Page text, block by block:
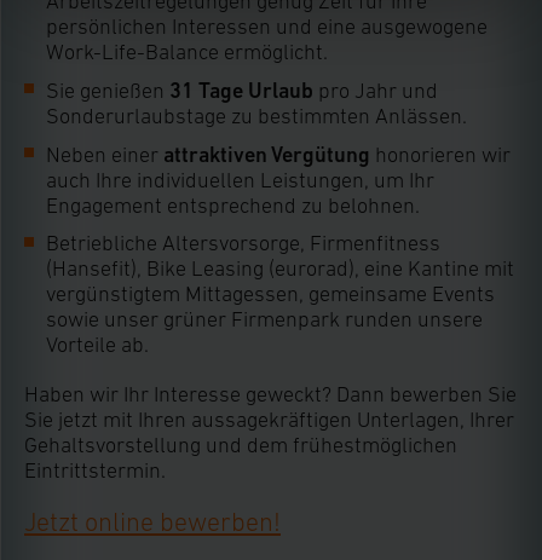
Cookies ablehnen oder ihr ganz oder teilweise
zustimmen. Ihre erteilte Zustimmung können Sie
jederzeit unter dem Link „Cookie Einstellungen“
anpassen oder widerrufen. Ihre Browser-Einstellungen
können dazu führen, dass die Einstellungen nicht
längerfristig gespeichert werden und dieses Banner
erneut angezeigt wird.
Impressum|Datenschutzerklärung
persönlichen Interessen und eine ausgewogene
Work-Life-Balance ermöglicht.
Sie genießen 31 Tage Urlaub pro Jahr und
Sonderurlaubstage zu bestimmten Anlässen.
Neben einer attraktiven Vergütung honorieren wir
auch Ihre individuellen Leistungen, um Ihr
Engagement entsprechend zu belohnen.
Betriebliche Altersvorsorge, Firmenfitness
(Hansefit), Bike Leasing (eurorad), eine Kantine mit
vergünstigtem Mittagessen, gemeinsame Events
sowie unser grüner Firmenpark runden unsere
Vorteile ab.
Haben wir Ihr Interesse geweckt? Dann bewerben Sie
Sie jetzt mit Ihren aussagekräftigen Unterlagen, Ihrer
Gehaltsvorstellung und dem frühestmöglichen
Eintrittstermin.
Jetzt online bewerben!